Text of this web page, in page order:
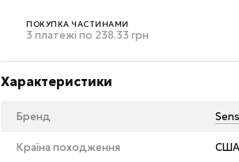
ПОКУПКА ЧАСТИНАМИ
3 платежі по 238.33 грн
Характеристики
Бренд
Країна походження США